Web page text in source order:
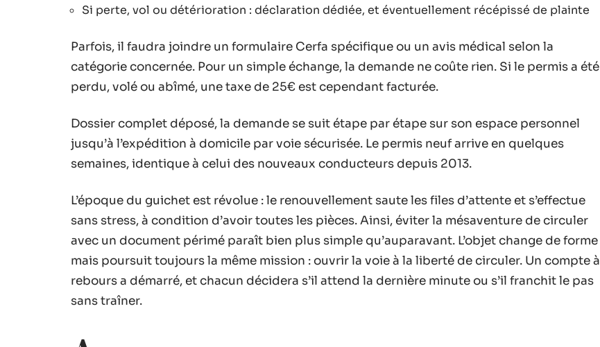
Si perte, vol ou détérioration : déclaration dédiée, et éventuellement récépissé de plainte
Parfois, il faudra joindre un formulaire Cerfa spécifique ou un avis médical selon la
catégorie concernée. Pour un simple échange, la demande ne coûte rien. Si le permis a été
perdu, volé ou abîmé, une taxe de 25€ est cependant facturée.
Dossier complet déposé, la demande se suit étape par étape sur son espace personnel
jusqu’à l’expédition à domicile par voie sécurisée. Le permis neuf arrive en quelques
semaines, identique à celui des nouveaux conducteurs depuis 2013.
L’époque du guichet est révolue : le renouvellement saute les files d’attente et s’effectue
sans stress, à condition d’avoir toutes les pièces. Ainsi, éviter la mésaventure de circuler
avec un document périmé paraît bien plus simple qu’auparavant. L’objet change de forme
mais poursuit toujours la même mission : ouvrir la voie à la liberté de circuler. Un compte à
rebours a démarré, et chacun décidera s’il attend la dernière minute ou s’il franchit le pas
sans traîner.